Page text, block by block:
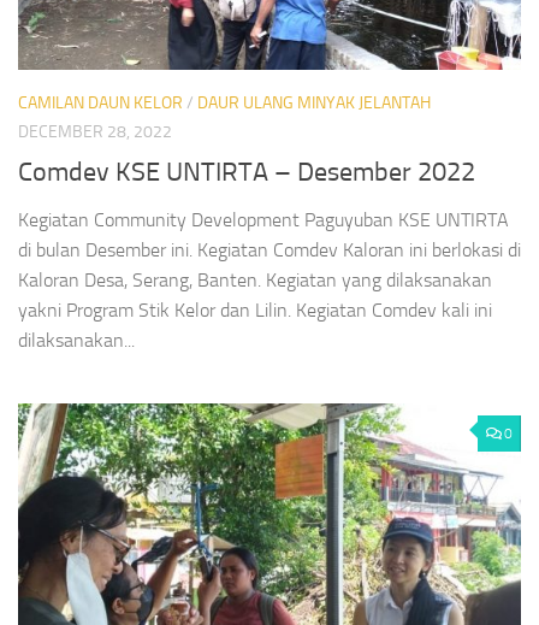
CAMILAN DAUN KELOR / DAUR ULANG MINYAK JELANTAH
DECEMBER 28, 2022
Comdev KSE UNTIRTA – Desember 2022
Kegiatan Community Development Paguyuban KSE UNTIRTA
di bulan Desember ini. Kegiatan Comdev Kaloran ini berlokasi di
Kaloran Desa, Serang, Banten. Kegiatan yang dilaksanakan
yakni Program Stik Kelor dan Lilin. Kegiatan Comdev kali ini
dilaksanakan...
0